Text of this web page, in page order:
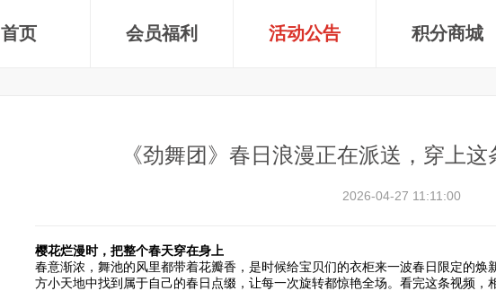
首页 会员福利 活动公告 积分商城
《劲舞团》春日浪漫正在派送，穿上这
2026-04-27 11:11:00
樱花烂漫时，把整个春天穿在身上
春意渐浓，舞池的风里都带着花瓣香，是时候给宝贝们的衣柜来一波春日限定的
方小天地中找到属于自己的春日点缀，让每一次旋转都惊艳全场。看完这条视频